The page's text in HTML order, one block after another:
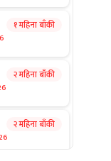
१ महिना बाँकी
२ महिना बाँकी
२ महिना बाँकी